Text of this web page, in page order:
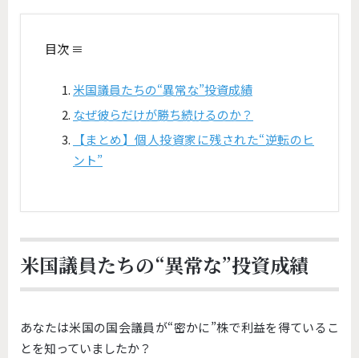
目次 ≡
米国議員たちの“異常な”投資成績
なぜ彼らだけが勝ち続けるのか？
【まとめ】個人投資家に残された“逆転のヒ
ント”
米国議員たちの“異常な”投資成績
あなたは米国の国会議員が“密かに”株で利益を得ているこ
とを知っていましたか？